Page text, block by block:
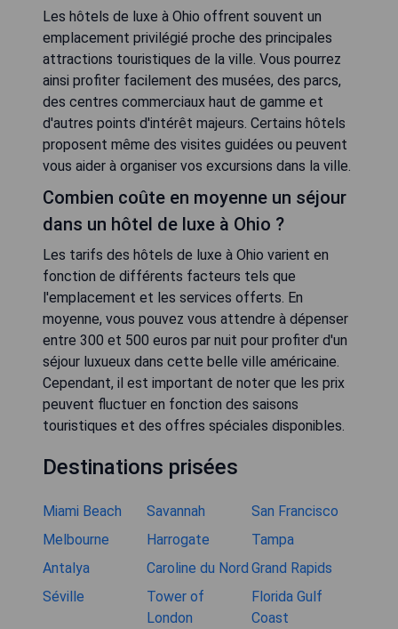
Les hôtels de luxe à Ohio offrent souvent un
emplacement privilégié proche des principales
attractions touristiques de la ville. Vous pourrez
ainsi profiter facilement des musées, des parcs,
des centres commerciaux haut de gamme et
d'autres points d'intérêt majeurs. Certains hôtels
proposent même des visites guidées ou peuvent
vous aider à organiser vos excursions dans la ville.
Combien coûte en moyenne un séjour
dans un hôtel de luxe à Ohio ?
Les tarifs des hôtels de luxe à Ohio varient en
fonction de différents facteurs tels que
l'emplacement et les services offerts. En
moyenne, vous pouvez vous attendre à dépenser
entre 300 et 500 euros par nuit pour profiter d'un
séjour luxueux dans cette belle ville américaine.
Cependant, il est important de noter que les prix
peuvent fluctuer en fonction des saisons
touristiques et des offres spéciales disponibles.
Destinations prisées
Miami Beach Savannah
San Francisco
Melbourne
Harrogate
Tampa
Antalya
Caroline du Nord Grand Rapids
Séville
Tower of
London
Florida Gulf
Coast